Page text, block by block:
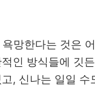
망한다는 것은
인 방식들에 깃
, 신나는 일일 수